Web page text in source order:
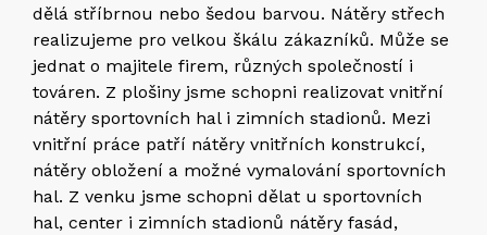
dělá stříbrnou nebo šedou barvou. Nátěry střech
realizujeme pro velkou škálu zákazníků. Může se
jednat o majitele firem, různých společností i
továren. Z plošiny jsme schopni realizovat vnitřní
nátěry sportovních hal i zimních stadionů. Mezi
vnitřní práce patří nátěry vnitřních konstrukcí,
nátěry obložení a možné vymalování sportovních
hal. Z venku jsme schopni dělat u sportovních
hal, center i zimních stadionů nátěry fasád,